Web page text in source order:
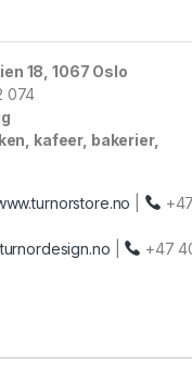
18, 1067 Oslo
074
kafeer, bakerier,
+47